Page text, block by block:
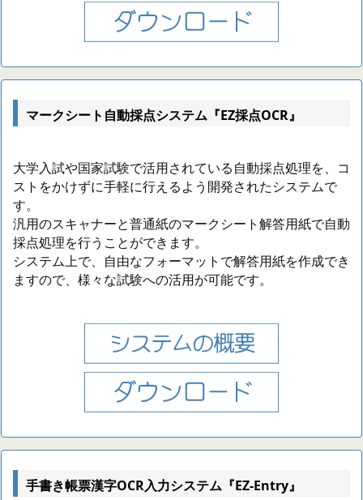
マークシート自動採点システム『EZ採点OCR』
大学入試や国家試験で活用されている自動採点処理を、コ
ストをかけずに手軽に行えるよう開発されたシステムで
す。
汎用のスキャナーと普通紙のマークシート解答用紙で自動
採点処理を行うことができます。
システム上で、自由なフォーマットで解答用紙を作成でき
ますので、様々な試験への活用が可能です。
手書き帳票漢字OCR入力システム『EZ-Entry』